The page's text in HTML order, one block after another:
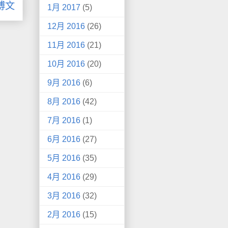
文 1月 2017 (5)
12月 2016 (26)
11月 2016 (21)
10月 2016 (20)
9月 2016 (6)
8月 2016 (42)
7月 2016 (1)
6月 2016 (27)
5月 2016 (35)
4月 2016 (29)
3月 2016 (32)
2月 2016 (15)